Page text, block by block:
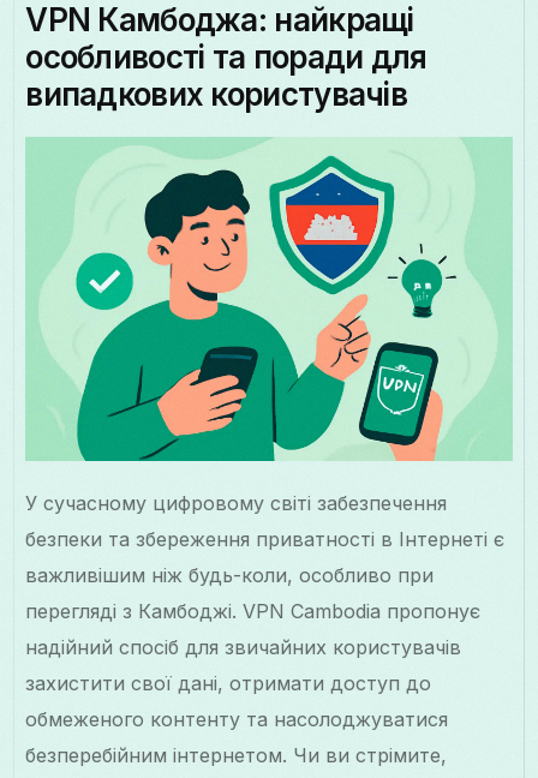
VPN Камбоджа: найкращі
особливості та поради для
випадкових користувачів
У сучасному цифровому світі забезпечення
безпеки та збереження приватності в Інтернеті є
важливішим ніж будь-коли, особливо при
перегляді з Камбоджі. VPN Cambodia пропонує
надійний спосіб для звичайних користувачів
захистити свої дані, отримати доступ до
обмеженого контенту та насолоджуватися
безперебійним інтернетом. Чи ви стрімите,